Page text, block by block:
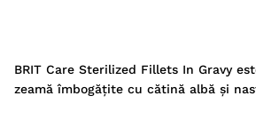
BRIT Care Sterilized Fillets In Gravy
zeamă îmbogățite cu cătină albă și